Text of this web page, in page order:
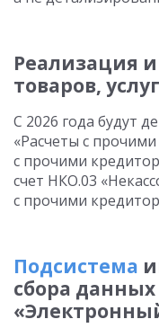
Реализация
товаров,
С 2026 года будут
«Расчеты с
с прочими
счет НКО.03
с прочими
Подсистема
сбора